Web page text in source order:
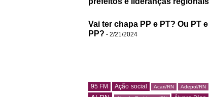
Vai ter chapa PP e PT? Ou PT e
PP? - 2/21/2024
95 FM Ação social Acari/RN Adepol/RN